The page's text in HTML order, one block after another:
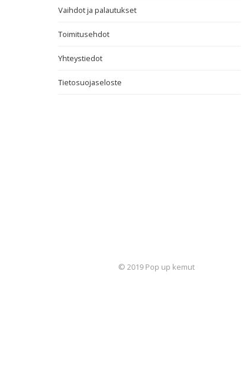
Vaihdot ja palautukset
Toimitusehdot
Yhteystiedot
Tietosuojaseloste
© 2019 Pop up kemut